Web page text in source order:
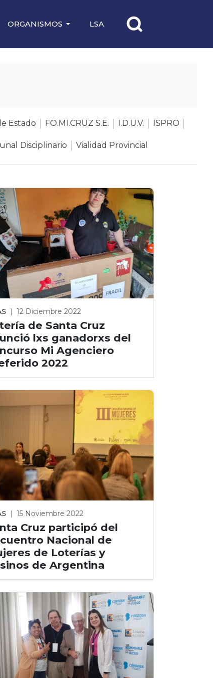
ORGANISMOS LSA
Estado FO.MI.CRUZ S.E. I.D.U.V. ISPRO
Disciplinario Vialidad Provincial
| 12 Diciembre 2022
de Santa Cruz
lxs ganadorxs del
Mi Agenciero
2022
| 15 Noviembre 2022
Cruz participó del
Nacional de
de Loterías y
de Argentina